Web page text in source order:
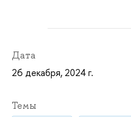
Дата
26 декабря, 2024 г.
Темы